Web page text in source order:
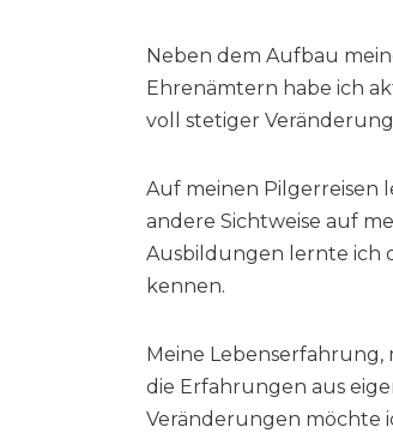
Neben dem Aufbau
Ehrenämtern habe ich
voll stetiger
Auf meinen Pilgerreisen
andere Sichtweise auf
Ausbildungen lernte ich
kennen.
Meine
die Erfahrungen aus
Veränderungen möchte